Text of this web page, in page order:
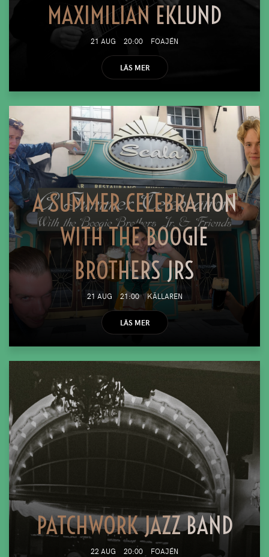
MAXIMILIAN EKLUND
21 AUG 20:00 FOAJÉN
LÄS MER
A SUMMER CELEBRATION
WITH THE BOOGIE
BROTHERS JRS
21 AUG 21:00 KÄLLAREN
LÄS MER
PATCHWORK JAZZ BAND
22 AUG 20:00 FOAJÉN